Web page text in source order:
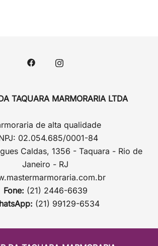
TAQUARA MARMORARIA LTDA
de alta qualidade
02.054.685/0001-84
Caldas, 1356 - Taquara - Rio de
Janeiro - RJ
Fone: (21) 2446-6639
(21) 99129-6534